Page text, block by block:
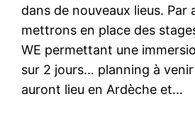
dans de nouveaux lieus. Par
mettrons en place des
WE permettant une
sur 2 jours… planning à
auront lieu en Ardèche et…